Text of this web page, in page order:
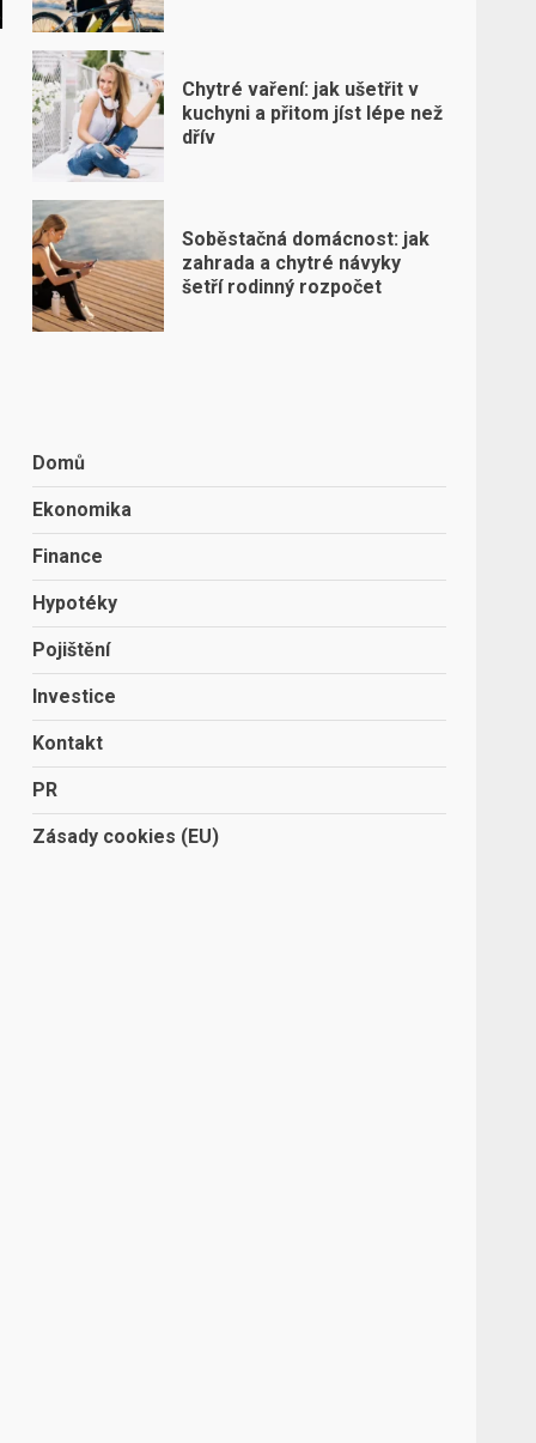
Chytré vaření: jak ušetřit v
kuchyni a přitom jíst lépe než
dřív
Soběstačná domácnost: jak
zahrada a chytré návyky
šetří rodinný rozpočet
Domů
Ekonomika
Finance
Hypotéky
Pojištění
Investice
Kontakt
PR
Zásady cookies (EU)